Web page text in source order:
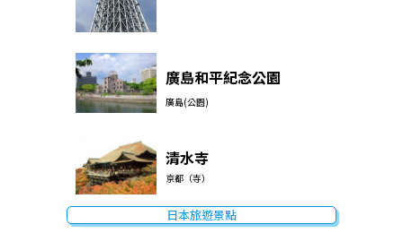
廣島和平紀念公園
廣島(公園)
清水寺
京都（寺）
日本旅遊景點